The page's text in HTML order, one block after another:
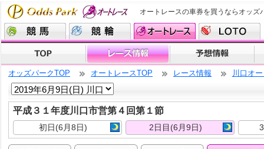
オートレースの車券を買うならオッズ
オッズパークTOP オートレースTOP レース情報 川口オ
平成３１年度川口市営第４回第１節
初日(6月8日) 2日目(6月9日)